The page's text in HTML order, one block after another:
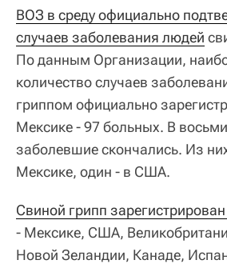
ВОЗ в среду официально
случаев заболевания людей
По данным Организации,
количество случаев
гриппом официально
Мексике - 97 больных. В
заболевшие скончались. Из
Мексике, один - в США.
Свиной грипп
- Мексике, США,
Новой Зеландии, Канаде,